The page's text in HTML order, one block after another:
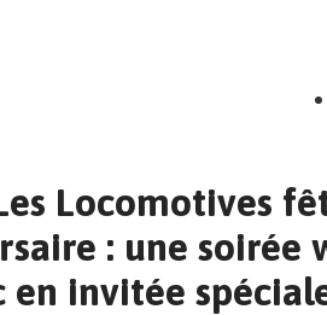
Locomotives
: une soirée
en invitée